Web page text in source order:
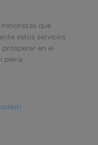
minoristas que
estos servicios
prosperar en el
plena